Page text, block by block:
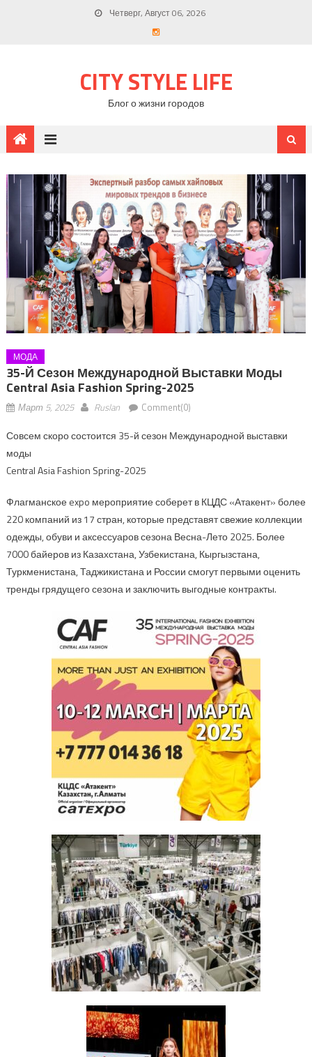
Четверг, Август 06, 2026
CITY STYLE LIFE
Блог о жизни городов
МОДА
35-Й Сезон Международной Выставки Моды
Central Asia Fashion Spring-2025
Март 5, 2025 Ruslan Comment(0)
Совсем скоро состоится 35-й сезон Международной выставки
моды
Central Asia Fashion Spring-2025
Флагманское expo мероприятие соберет в КЦДС «Атакент» более
220 компаний из 17 стран, которые представят свежие коллекции
одежды, обуви и аксессуаров сезона Весна-Лето 2025. Более
7000 байеров из Казахстана, Узбекистана, Кыргызстана,
Туркменистана, Таджикистана и России смогут первыми оценить
тренды грядущего сезона и заключить выгодные контракты.